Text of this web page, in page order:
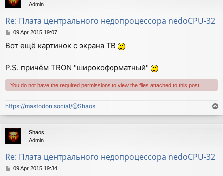
Admin
Re: Плата центрального недопроцессора nedoCPU-32
P
s
09 Apr 2015 19:07
Вот ещё картинок с экрана ТВ
P.S. причём TRON "широкоформатный"
You do not have the required permissions to view the files attached to this post.
https://mastodon.social/@Shaos
o
p
Shaos
Admin
Re: Плата центрального недопроцессора nedoCPU-32
P09 Apr 2015 19:34